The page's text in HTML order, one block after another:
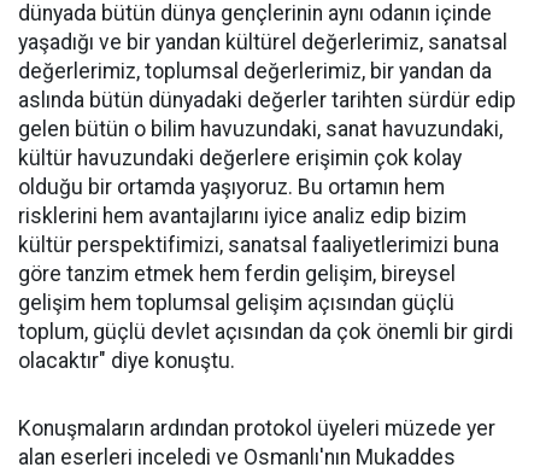
dünyada bütün dünya gençlerinin aynı odanın içinde
yaşadığı ve bir yandan kültürel değerlerimiz, sanatsal
değerlerimiz, toplumsal değerlerimiz, bir yandan da
aslında bütün dünyadaki değerler tarihten sürdür edip
gelen bütün o bilim havuzundaki, sanat havuzundaki,
kültür havuzundaki değerlere erişimin çok kolay
olduğu bir ortamda yaşıyoruz. Bu ortamın hem
risklerini hem avantajlarını iyice analiz edip bizim
kültür perspektifimizi, sanatsal faaliyetlerimizi buna
göre tanzim etmek hem ferdin gelişim, bireysel
gelişim hem toplumsal gelişim açısından güçlü
toplum, güçlü devlet açısından da çok önemli bir girdi
olacaktır" diye konuştu.
Konuşmaların ardından protokol üyeleri müzede yer
alan eserleri inceledi ve Osmanlı'nın Mukaddes